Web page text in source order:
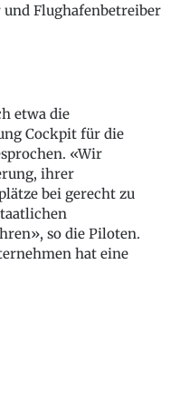
Flughafenbetreiber
etwa die
Cockpit für die
«Wir
ihrer
bei gerecht zu
so die Piloten.
hat eine